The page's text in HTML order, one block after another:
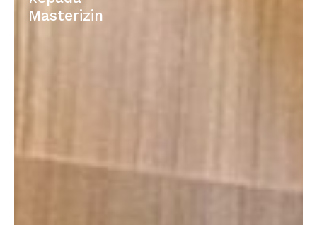
Masterizin